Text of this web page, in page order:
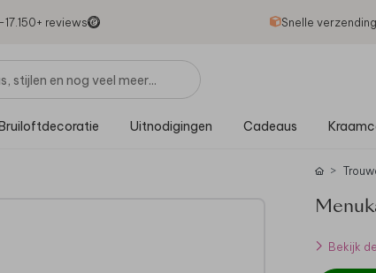
17.150+ reviews Snelle
Uitnodigingen Cadeaus
Bekijk